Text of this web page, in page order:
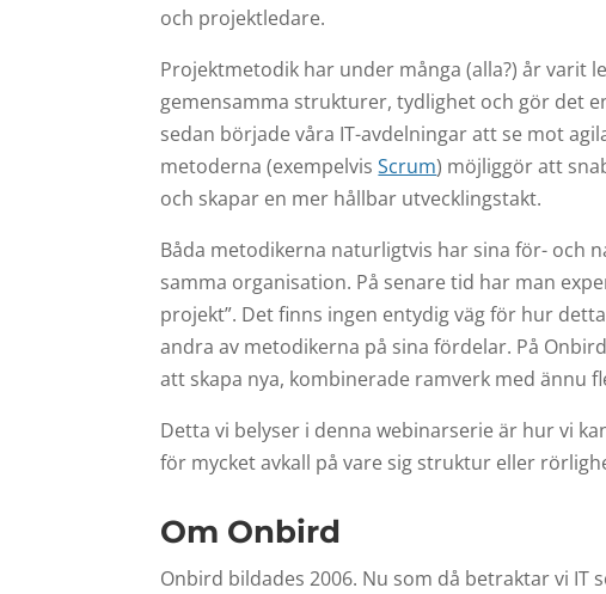
och projektledare.
Projektmetodik har under många (alla?) år varit
gemensamma strukturer, tydlighet och gör det
sedan började våra IT-avdelningar att se mot
metoderna (exempelvisScrum) möjliggör att
och skapar en mer hållbar utvecklingstakt.
Båda metodikerna naturligtvis har sina för- och
samma organisation. På senare tid har man
projekt”. Det finns ingen entydig väg för hur
andra av metodikerna på sina fördelar. På
att skapa nya, kombinerade ramverk med ännu
Detta vi belyser i denna webinarserie är hur vi
för mycket avkall på vare sig struktur eller
Om Onbird
Onbird bildades 2006. Nu som då betraktar vi